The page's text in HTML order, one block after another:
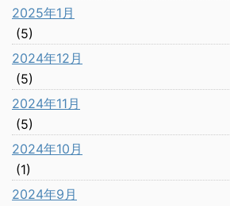
2025年1月
(5)
2024年12月
(5)
2024年11月
(5)
2024年10月
(1)
2024年9月